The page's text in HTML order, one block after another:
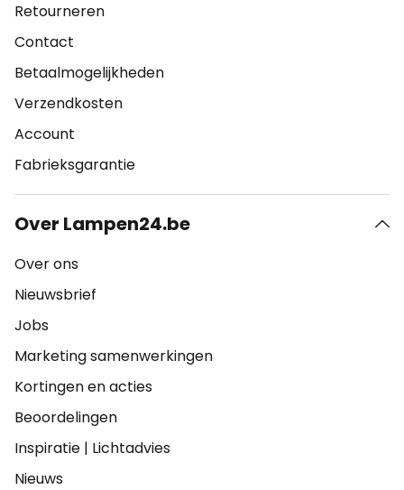
Retourneren
Contact
Betaalmogelijkheden
Verzendkosten
Account
Fabrieksgarantie
Over Lampen24.be
Over ons
Nieuwsbrief
Jobs
Marketing samenwerkingen
Kortingen en acties
Beoordelingen
Inspiratie | Lichtadvies
Nieuws